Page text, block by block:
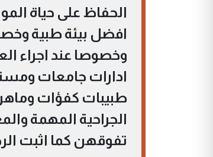
الحفاظ على حياة
افضل بيئة طبية
وخصوصا عند اجراء
ادارات جامعات
طبيبات كفؤات
الجراحية المهمة
تفوقهن كما اثبت